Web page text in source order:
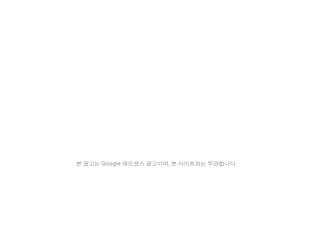
본 광고는 Google 애드센스 광고이며, 본 사이트와는 무관합니다.